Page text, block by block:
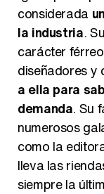
considerada
la industria.
carácter
diseñadores y
a ella para
demanda. Su
numerosos
como la
lleva las
siempre la